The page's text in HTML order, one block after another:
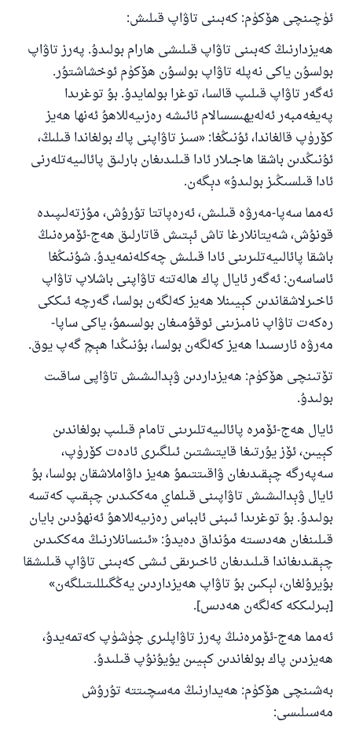
ئۈچىنچى ھۆكۈم: كەبىنى تاۋاپ قىلىش:
ھەيزدارنىڭ كەبىنى تاۋاپ قىلىشى ھارام بولىدۇ. پەرز تاۋاپ
بولسۇن ياكى نەپلە تاۋاپ بولسۇن ھۆكۈم ئوخشاشتۇر.
ئەگەر تاۋاپ قىلىپ قالسا، توغرا بولمايدۇ. بۇ توغرىدا
پەيغەمبەر ئەلەيھىسسالام ئائىشە رەزىيەللاھۇ ئەنھا ھەيز
كۆرۈپ قالغاندا، ئۇنىڭغا: «سىز تاۋاپنى پاك بولغاندا قىلىڭ،
ئۇنىڭدىن باشقا ھاجىلار ئادا قىلىدىغان بارلىق پائالىيەتلەرنى
ئادا قىلسىڭىز بولىدۇ» دېگەن.
ئەمما سەپا-مەرۋە قىلىش، ئەرەپاتتا تۇرۇش، مۇزتەلىپىدە
قونۇش، شەيتانلارغا تاش ئېتىش قاتارلىق ھەج-ئۆمرەنىڭ
باشقا پائالىيەتلىرىنى ئادا قىلىش چەكلەنمەيدۇ. شۇنىڭغا
ئاساسەن: ئەگەر ئايال پاك ھالەتتە تاۋاپنى باشلاپ تاۋاپ
ئاخىرلاشقاندىن كېيىنلا ھەيز كەلگەن بولسا، گەرچە ئىككى
رەكەت تاۋاپ نامىزىنى ئوقۇمىغان بولسىمۇ، ياكى ساپا-
مەرۋە ئارىسىدا ھەيز كەلگەن بولسا، بۇنىڭدا ھېچ گەپ يوق.
تۆتىنچى ھۆكۈم: ھەيزداردىن ۋېدالىشىش تاۋاپى ساقىت
بولىدۇ.
ئايال ھەج-ئۆمرە پائالىيەتلىرىنى تامام قىلىپ بولغاندىن
كېيىن، ئۆز يۇرتىغا قايتىشتىن ئىلگىرى ئادەت كۆرۈپ،
سەپەرگە چېقىدىغان ۋاقىتتىمۇ ھەيز داۋاملاشقان بولسا، بۇ
ئايال ۋېدالىشىش تاۋاپىنى قىلماي مەككىدىن چېقىپ كەتسە
بولىدۇ. بۇ توغرىدا ئىبنى ئابباس رەزىيەللاھۇ ئەنھۇدىن بايان
قىلىنغان ھەدىستە مۇنداق دەيدۇ: «ئىنسانلارنىڭ مەككىدىن
چېقىدىغاندا قىلىدىغان ئاخىرىقى ئىشى كەبىنى تاۋاپ قىلىشقا
بۇيرۇلغان، لېكىن بۇ تاۋاپ ھەيزداردىن يەڭگىللىتىلگەن»
[بىرلىككە كەلگەن ھەدىس].
ئەمما ھەج-ئۆمرەنىڭ پەرز تاۋاپلىرى چۈشۈپ كەتمەيدۇ،
ھەيزدىن پاك بولغاندىن كېيىن يۇيۇنۇپ قىلىدۇ.
بەشىنچى ھۆكۈم: ھەيدارنىڭ مەسچىتتە تۇرۇش
مەسىلىسى: